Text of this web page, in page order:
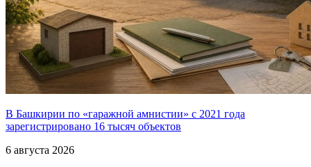
В Башкирии по «гаражной амнистии» с 2021 года
зарегистрировано 16 тысяч объектов
6 августа 2026